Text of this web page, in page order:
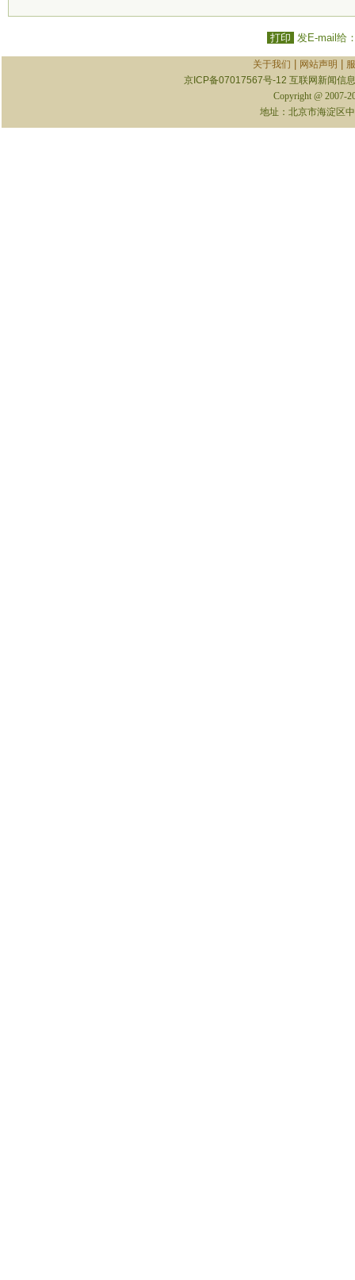
打印 发E-mail给
关于我们 网站声明
京ICP备07017567号-12 互联网新闻信
Copyright @ 2007-
地址：北京市海淀区